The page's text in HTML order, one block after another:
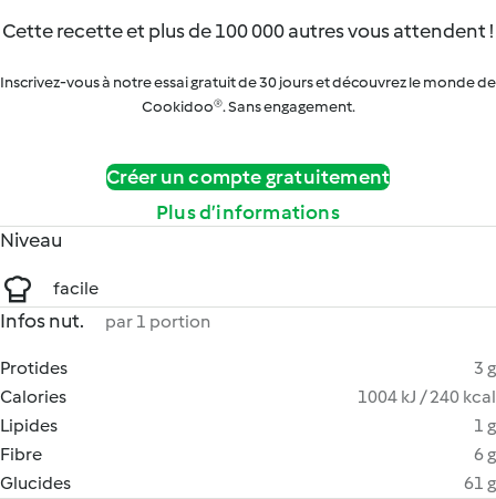
Cette recette et plus de 100 000 autres vous attendent !
Inscrivez-vous à notre essai gratuit de 30 jours et découvrez le monde de
Cookidoo®. Sans engagement.
Créer un compte gratuitement
Plus d’informations
Niveau
facile
Infos nut. par 1 portion
Protides
3 g
Calories
1004 kJ / 240 kcal
Lipides
1 g
Fibre
6 g
Glucides
61 g